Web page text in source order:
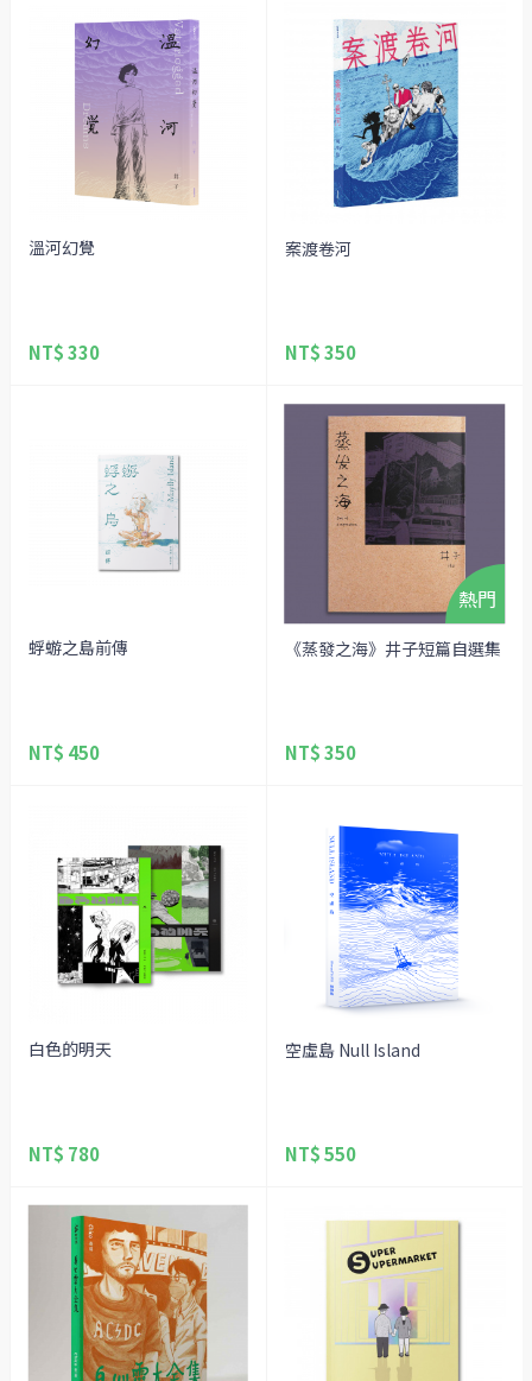
溫河幻覺
NT$ 330
案渡卷河
NT$ 350
蜉蝣之島前傳
NT$ 450
《蒸發之海》井子短篇自選集
NT$ 350
白色的明天
NT$ 780
空虛島 Null Island
NT$ 550